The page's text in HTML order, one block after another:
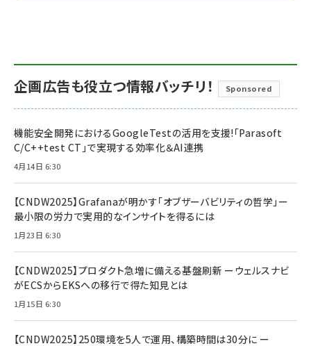
企画広告も役立つ情報バッチリ！ Sponsored
機能安全開発におけるGoogleTestの活用を支援!「Parasoft
C/C++test CT」で実現する効率化＆AI連携
4月14日 6:30
【CNDW2025】Grafanaが明かす「オブザーバビリティの哲学」ー
最小限の労力で実用的なインサイトを得るには
1月23日 6:30
【CNDW2025】プロダクト急増に備える基盤刷新 ーウェルスナビ
がECSからEKSへの移行で得た知見とは
1月15日 6:30
【CNDW2025】250環境を5人で運用、構築時間は30分に ー